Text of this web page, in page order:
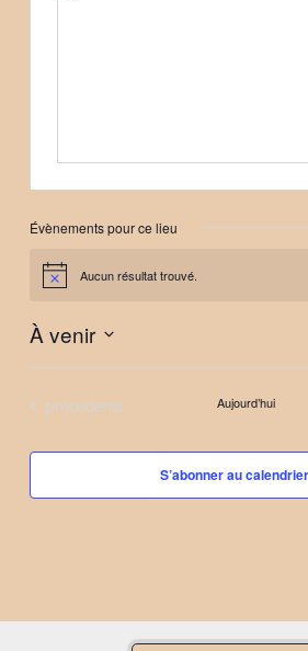
Évènements pour ce lieu
Notice Aucun résultat trouvé.
À venir
Sélectionnez
date.Évènements
précédents Aujourd’hui
S’abonner au calendrier